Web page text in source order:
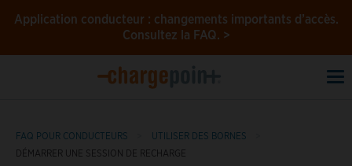
Application conducteur : changements importants d’accès.
Consultez la FAQ. >
FAQ POUR CONDUCTEURS
UTILISER DES BORNES
DÉMARRER UNE SESSION DE RECHARGE